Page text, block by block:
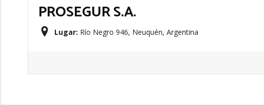
PROSEGUR S.A.
Lugar: Río Negro 946, Neuquén, Argentina